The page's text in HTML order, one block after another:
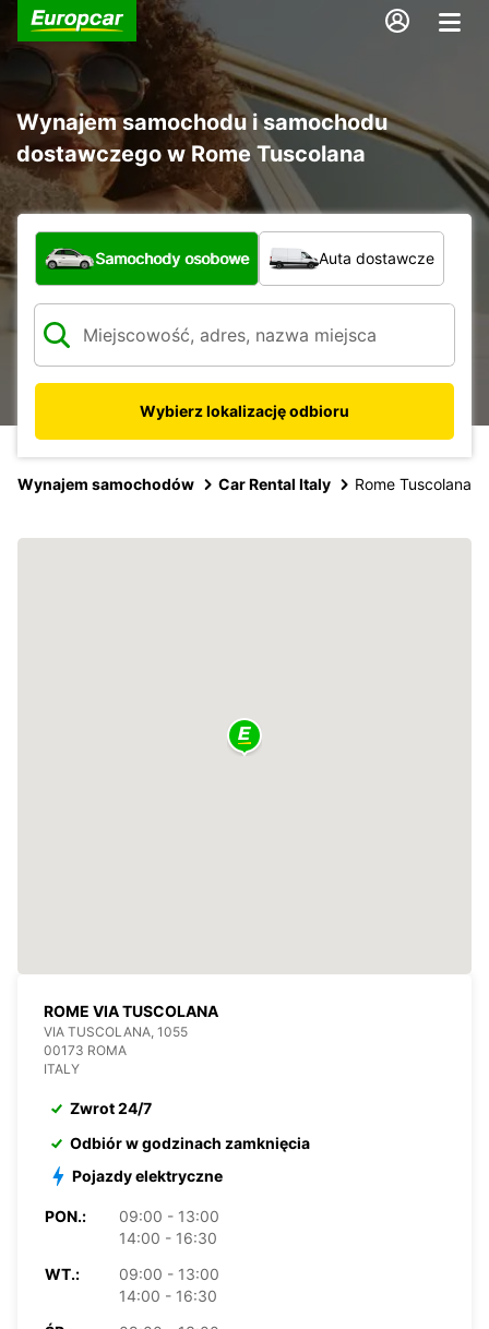
Wynajem samochodu i samochodu
dostawczego w Rome Tuscolana
Jaki typ pojazdu?
Samochody osobowe Auta dostawcze
Wybierz lokalizację odbioru
Wynajem samochodów Car Rental Italy Rome Tuscolana
ROME VIA TUSCOLANA
VIA TUSCOLANA, 1055
00173 ROMA
ITALY
Zwrot 24/7
Odbiór w godzinach zamknięcia
Pojazdy elektryczne
PON.:
09:00 - 13:00
14:00 - 16:30
WT.:
09:00 - 13:00
14:00 - 16:30